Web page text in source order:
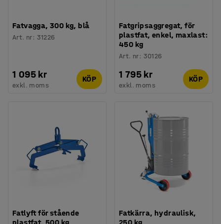
Fatvagga, 300 kg, blå
Art. nr: 31226
1 095 kr
exkl. moms
KÖP
Fatgripsaggregat, för
plastfat, enkel, maxlast:
450 kg
Art. nr: 30126
1 795 kr
exkl. moms
KÖP
Fatlyft för stående
plastfat, 500 kg
Fatkärra, hydraulisk,
250 kg